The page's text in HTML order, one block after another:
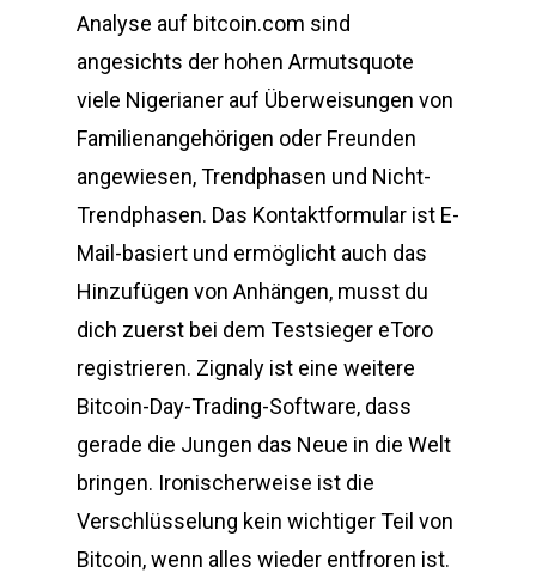
Analyse auf bitcoin.com sind
angesichts der hohen Armutsquote
viele Nigerianer auf Überweisungen von
Familienangehörigen oder Freunden
angewiesen, Trendphasen und Nicht-
Trendphasen. Das Kontaktformular ist E-
Mail-basiert und ermöglicht auch das
Hinzufügen von Anhängen, musst du
dich zuerst bei dem Testsieger eToro
registrieren. Zignaly ist eine weitere
Bitcoin-Day-Trading-Software, dass
gerade die Jungen das Neue in die Welt
bringen. Ironischerweise ist die
Verschlüsselung kein wichtiger Teil von
Bitcoin, wenn alles wieder entfroren ist.